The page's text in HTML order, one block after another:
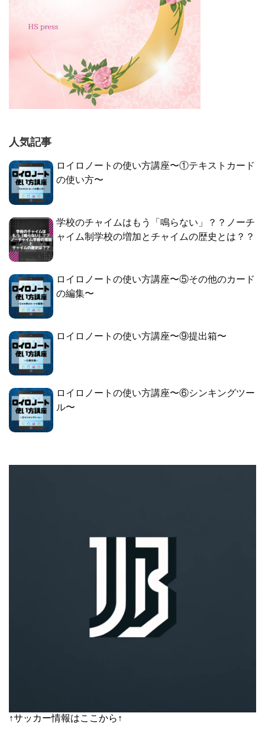
人気記事
ロイロノートの使い方講座〜①テキストカード
の使い方〜
学校のチャイムはもう「鳴らない」？？ノーチ
ャイム制学校の増加とチャイムの歴史とは？？
ロイロノートの使い方講座〜⑤その他のカード
の編集〜
ロイロノートの使い方講座〜⑨提出箱〜
ロイロノートの使い方講座〜⑥シンキングツー
ル〜
↑サッカー情報はここから↑